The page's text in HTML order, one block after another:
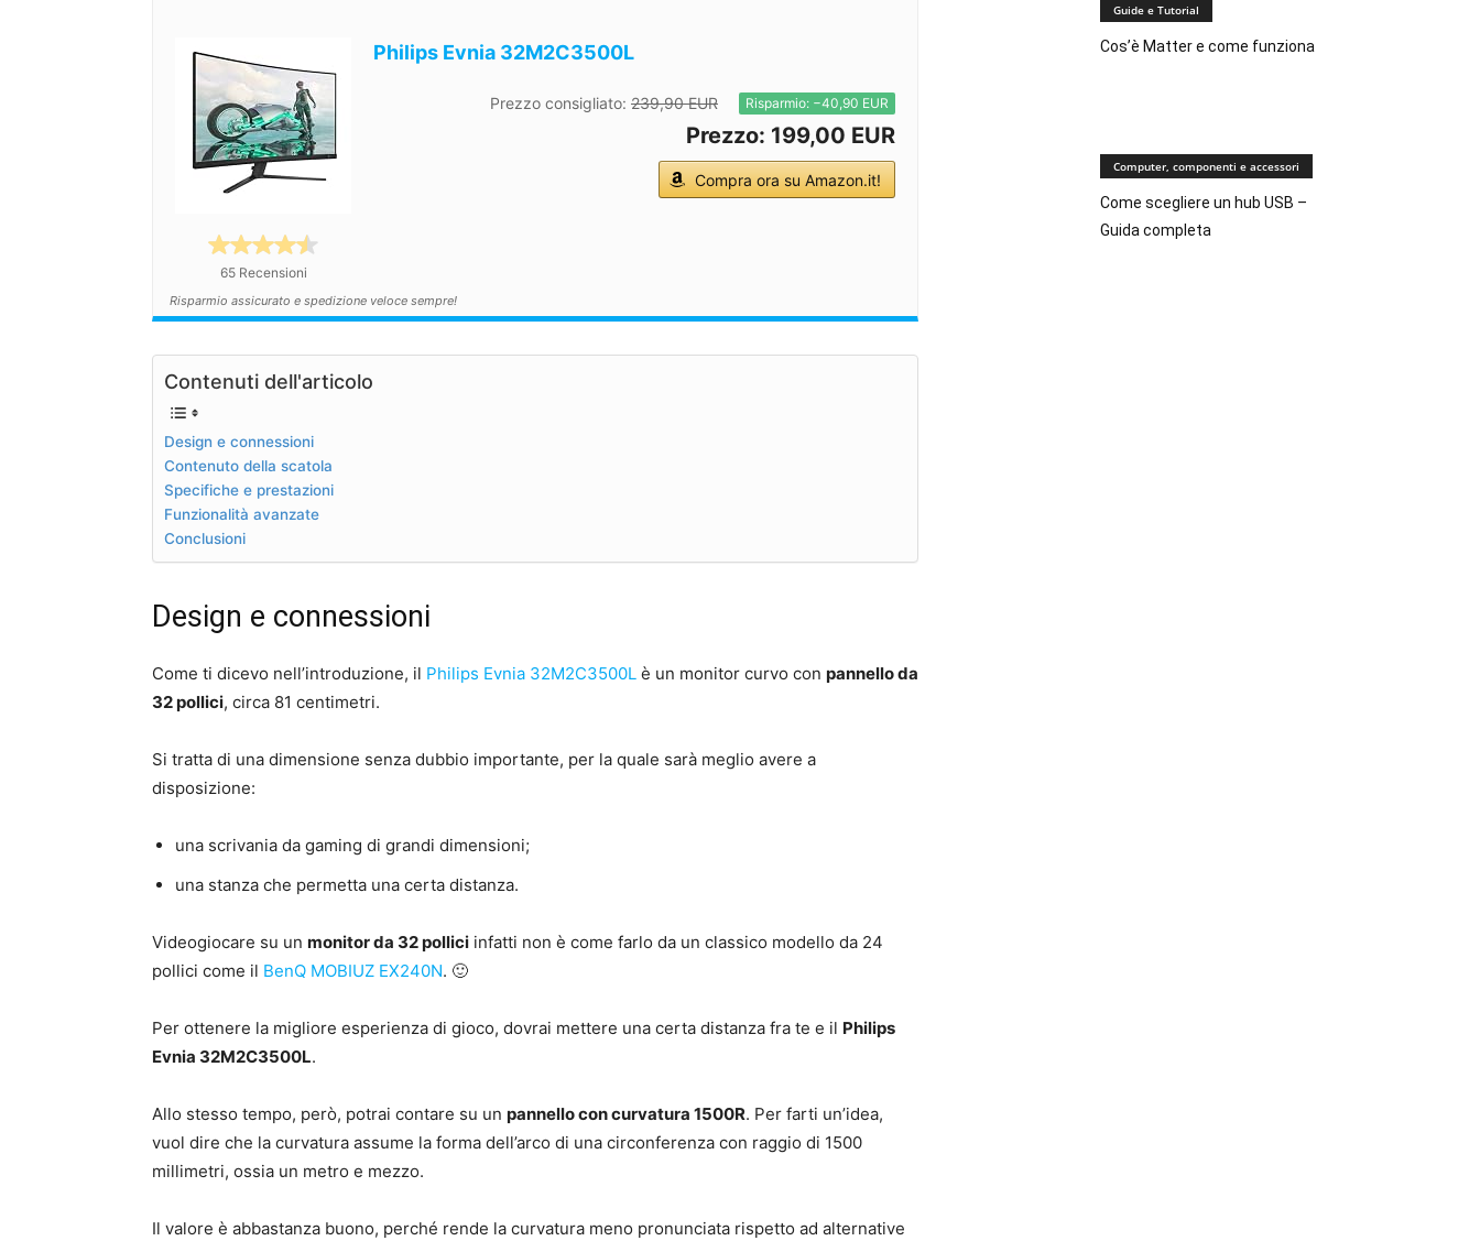
65 Recensioni
Philips Evnia 32M2C3500L
Prezzo consigliato: 239,90 EUR Risparmio: −40,90 EUR
Prezzo: 199,00 EUR
Compra ora su Amazon.it!
Risparmio assicurato e spedizione veloce sempre!
Contenuti dell'articolo
Design e connessioni
Contenuto della scatola
Specifiche e prestazioni
Funzionalità avanzate
Conclusioni
Design e connessioni
Come ti dicevo nell’introduzione, il Philips Evnia 32M2C3500L è un monitor curvo con pannello da
32 pollici, circa 81 centimetri.
Si tratta di una dimensione senza dubbio importante, per la quale sarà meglio avere a
disposizione:
una scrivania da gaming di grandi dimensioni;
una stanza che permetta una certa distanza.
Videogiocare su un monitor da 32 pollici infatti non è come farlo da un classico modello da 24
pollici come il BenQ MOBIUZ EX240N. 🙂
Per ottenere la migliore esperienza di gioco, dovrai mettere una certa distanza fra te e il Philips
Evnia 32M2C3500L.
Allo stesso tempo, però, potrai contare su un pannello con curvatura 1500R. Per farti un’idea,
vuol dire che la curvatura assume la forma dell’arco di una circonferenza con raggio di 1500
millimetri, ossia un metro e mezzo.
Il valore è abbastanza buono, perché rende la curvatura meno pronunciata rispetto ad alternative
Guide e Tutorial
Cos’è Matter e come funziona
Computer, componenti e accessori
Come scegliere un hub USB –
Guida completa